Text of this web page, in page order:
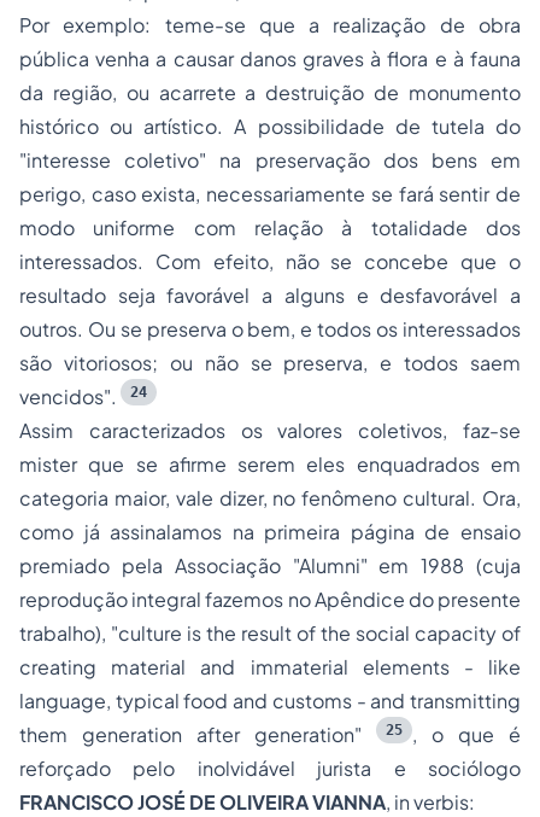
Por exemplo: teme-se que a realização de obra
pública venha a causar danos graves à flora e à fauna
da região, ou acarrete a destruição de monumento
histórico ou artístico. A possibilidade de tutela do
"interesse coletivo" na preservação dos bens em
perigo, caso exista, necessariamente se fará sentir de
modo uniforme com relação à totalidade dos
interessados. Com efeito, não se concebe que o
resultado seja favorável a alguns e desfavorável a
outros. Ou se preserva o bem, e todos os interessados
são vitoriosos; ou não se preserva, e todos saem
vencidos".
24
Assim caracterizados os valores coletivos, faz-se
mister que se afirme serem eles enquadrados em
categoria maior, vale dizer, no fenômeno cultural. Ora,
como já assinalamos na primeira página de ensaio
premiado pela Associação "Alumni" em 1988 (cuja
reprodução integral fazemos no Apêndice do presente
trabalho), "culture is the result of the social capacity of
creating material and immaterial elements - like
language, typical food and customs - and transmitting
them generation after generation" 25
, o que é
reforçado pelo inolvidável jurista e sociólogo
FRANCISCO JOSÉ DE OLIVEIRA VIANNA, in verbis: